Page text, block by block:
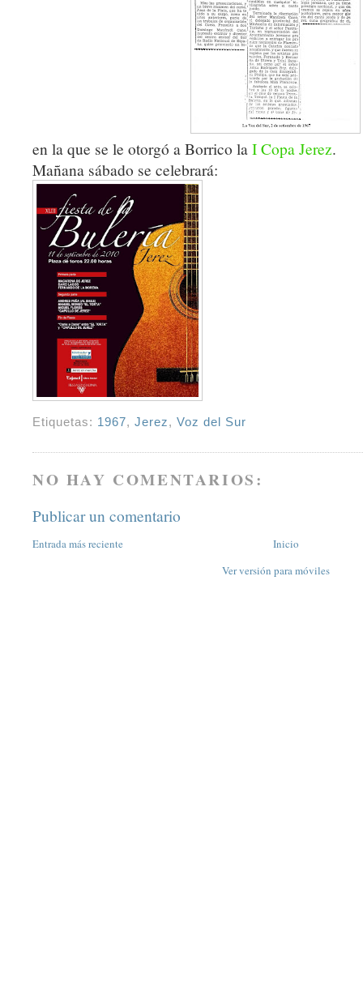
en la que se le otorgó a Borrico laI Copa Jerez.
Mañana sábado se celebrará:
Etiquetas: 1967,Jerez,Voz del Sur
NO HAY COMENTARIOS:
Publicar un comentario
Entrada más reciente
Inicio
Ver versión para móviles